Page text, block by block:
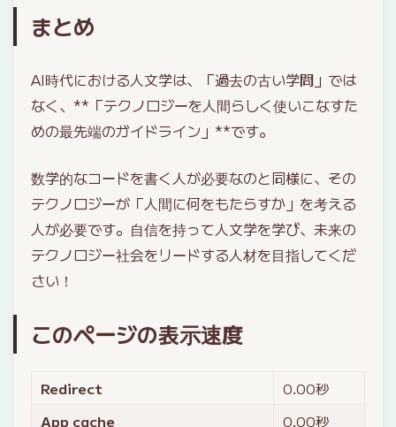
まとめ
AI時代における人文学は、「過去の古い学問」では
なく、**「テクノロジーを人間らしく使いこなすた
めの最先端のガイドライン」**です。
数学的なコードを書く人が必要なのと同様に、その
テクノロジーが「人間に何をもたらすか」を考える
人が必要です。自信を持って人文学を学び、未来の
テクノロジー社会をリードする人材を目指してくだ
さい！
このページの表示速度
Redirect 0.00秒
App cache
0.00秒